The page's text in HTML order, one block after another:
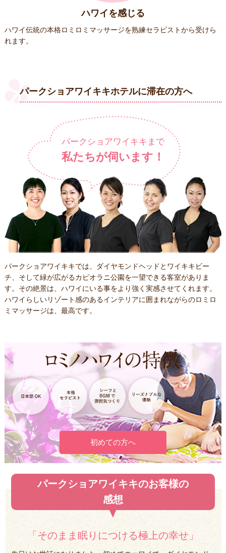
ハワイを感じる
ハワイ伝統の本格ロミロミマッサージを熟練セラピストから受けら
れます。
パークショアワイキキホテルに滞在の方へ
パークショアワイキキまで
私たちが伺います！
パークショアワイキキでは、ダイヤモンドヘッドとワイキキビー
チ、そして緑が広がるカピオラニ公園を一望できる客室がありま
す。その絶景は、ハワイにいる事をより強く実感させてくれます。
ハワイらしいリゾート感のあるインテリアに囲まれながらのロミロ
ミマッサージは、最高です。
初めての方へ
パークショアワイキキのお客様の
感想
「そのまま眠りにつける極上の幸せ」